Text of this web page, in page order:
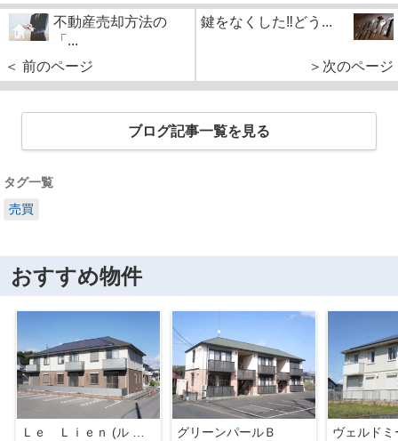
不動産売却方法の
「...
＜ 前のページ
鍵をなくした‼どう...
＞次のページ
ブログ記事一覧を見る
タグ一覧
売買
おすすめ物件
グリーンパールＢ
ヴェルド